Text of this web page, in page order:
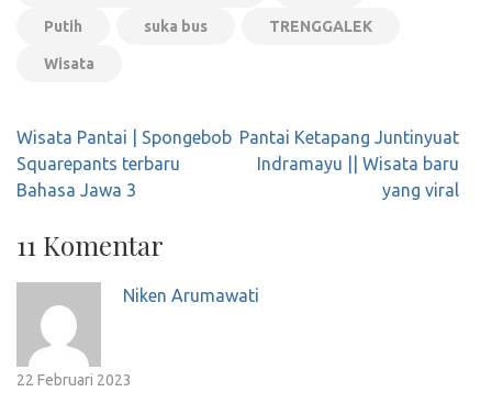
Putih suka bus TRENGGALEK
Wisata
Navigasi
pos
Wisata Pantai | Spongebob
Squarepants terbaru
Bahasa Jawa 3
Pantai Ketapang Juntinyuat
Indramayu || Wisata baru
yang viral
11 Komentar
Niken Arumawati
22 Februari 2023